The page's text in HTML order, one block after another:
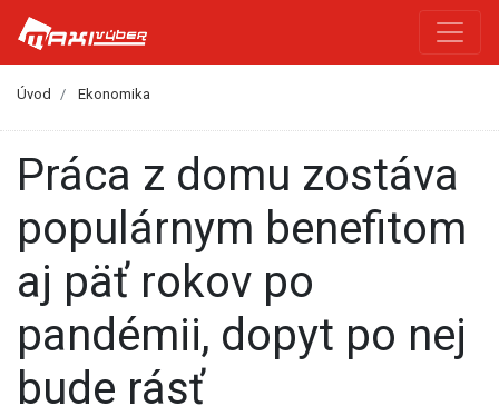
Úvod Ekonomika
Práca z domu zostáva
populárnym benefitom
aj päť rokov po
pandémii, dopyt po nej
bude rásť